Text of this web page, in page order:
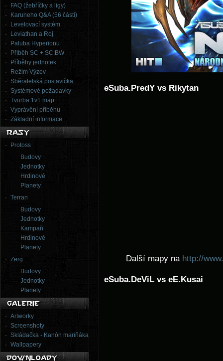
FAQ (žebříčky a ligy)
Karuneho Q&A (56 částí)
Levelovací systém
Leviathan a Roj
Paluba Hyperionu
Příběh SC + SC:BW
Příběhy jednotek
Režim Výzev
Sběratelská postavička
Systémové požadavky
Tvorba 1v1 map
Vyprávění příběhu
Základní informace
Protoss
Budovy
Jednotky
Hrdinové
Planety
Terran
Budovy
Jednotky
Kampaň
Hrdinové
Planety
Zerg
Budovy
Jednotky
Planety
Artworky
Screenshoty
Skládačka - Kanón mariňáka
Wallpapery
eSuba.PredY vs Rikytan
Další mapy na http://
eSuba.DeViL vs eE.Kusai